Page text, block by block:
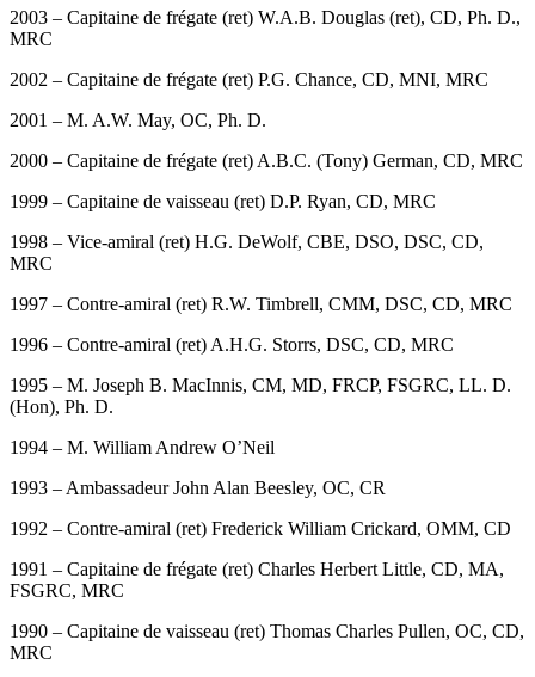
2003 – Capitaine de frégate (ret) W.A.B. Douglas (ret), CD, Ph. D.,
MRC
2002 – Capitaine de frégate (ret) P.G. Chance, CD, MNI, MRC
2001 – M. A.W. May, OC, Ph. D.
2000 – Capitaine de frégate (ret) A.B.C. (Tony) German, CD, MRC
1999 – Capitaine de vaisseau (ret) D.P. Ryan, CD, MRC
1998 – Vice-amiral (ret) H.G. DeWolf, CBE, DSO, DSC, CD,
MRC
1997 – Contre-amiral (ret) R.W. Timbrell, CMM, DSC, CD, MRC
1996 – Contre-amiral (ret) A.H.G. Storrs, DSC, CD, MRC
1995 – M. Joseph B. MacInnis, CM, MD, FRCP, FSGRC, LL. D.
(Hon), Ph. D.
1994 – M. William Andrew O’Neil
1993 – Ambassadeur John Alan Beesley, OC, CR
1992 – Contre-amiral (ret) Frederick William Crickard, OMM, CD
1991 – Capitaine de frégate (ret) Charles Herbert Little, CD, MA,
FSGRC, MRC
1990 – Capitaine de vaisseau (ret) Thomas Charles Pullen, OC, CD,
MRC